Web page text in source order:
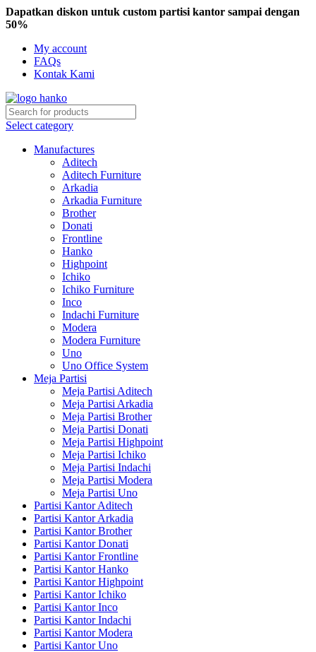
Dapatkan diskon untuk custom partisi kantor sampai dengan
50%
My account
FAQs
Kontak Kami
Select category
Manufactures
Aditech
Aditech Furniture
Arkadia
Arkadia Furniture
Brother
Donati
Frontline
Hanko
Highpoint
Ichiko
Ichiko Furniture
Inco
Indachi Furniture
Modera
Modera Furniture
Uno
Uno Office System
Meja Partisi
Meja Partisi Aditech
Meja Partisi Arkadia
Meja Partisi Brother
Meja Partisi Donati
Meja Partisi Highpoint
Meja Partisi Ichiko
Meja Partisi Indachi
Meja Partisi Modera
Meja Partisi Uno
Partisi Kantor Aditech
Partisi Kantor Arkadia
Partisi Kantor Brother
Partisi Kantor Donati
Partisi Kantor Frontline
Partisi Kantor Hanko
Partisi Kantor Highpoint
Partisi Kantor Ichiko
Partisi Kantor Inco
Partisi Kantor Indachi
Partisi Kantor Modera
Partisi Kantor Uno